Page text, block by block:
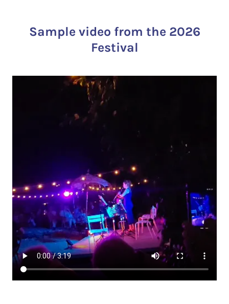
Sample video from the 2026
Festival